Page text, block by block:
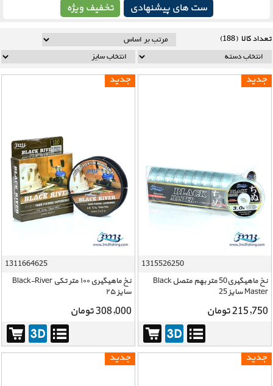
ست های پیشنهادی
تخفیف ویژه
تعداد کالا (188)
جدید
1315526250
نخ ماهیگیری50 متر بهم متصل Black
Master سایز 25
215,750 تومان
جدید
1311664625
نخ ماهیگیری ۱۰۰ متر تکی Black-River
سایز ۲۵
308,000 تومان
جدید جدید